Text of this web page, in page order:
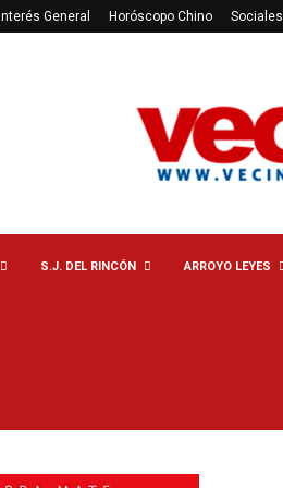
Interés General Horóscopo Chino Sociales
S.J. DEL RINCÓN ARROYO LEYES